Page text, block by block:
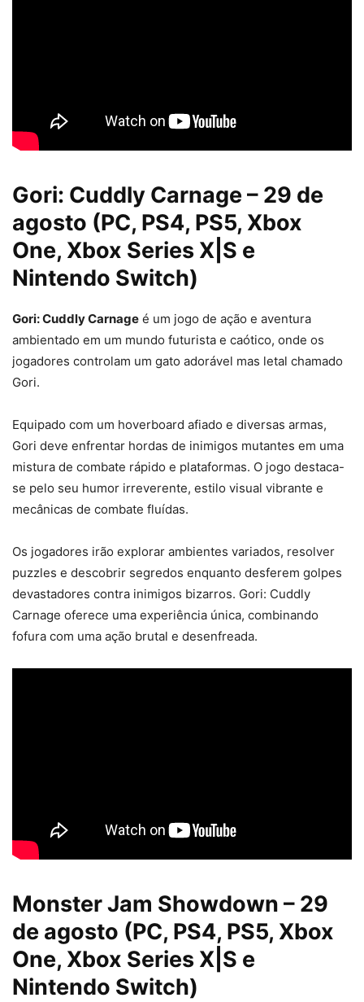
Gori: Cuddly Carnage – 29 de
agosto (PC, PS4, PS5, Xbox
One, Xbox Series X|S e
Nintendo Switch)
Gori: Cuddly Carnage é um jogo de ação e aventura
ambientado em um mundo futurista e caótico, onde os
jogadores controlam um gato adorável mas letal chamado
Gori.
Equipado com um hoverboard afiado e diversas armas,
Gori deve enfrentar hordas de inimigos mutantes em uma
mistura de combate rápido e plataformas. O jogo destaca-
se pelo seu humor irreverente, estilo visual vibrante e
mecânicas de combate fluídas.
Os jogadores irão explorar ambientes variados, resolver
puzzles e descobrir segredos enquanto desferem golpes
devastadores contra inimigos bizarros. Gori: Cuddly
Carnage oferece uma experiência única, combinando
fofura com uma ação brutal e desenfreada.
Monster Jam Showdown – 29
de agosto (PC, PS4, PS5, Xbox
One, Xbox Series X|S e
Nintendo Switch)